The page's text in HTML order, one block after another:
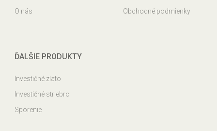
O nás
Obchodné podmienky
ĎALŠIE PRODUKTY
Investičné zlato
Investičné striebro
Sporenie